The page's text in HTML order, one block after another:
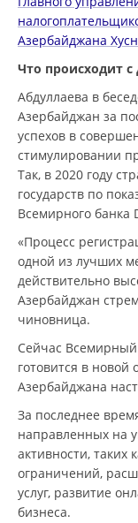
Азербайджана
Что происходит
Абдуллаева в
Азербайджан за
успехов в
стимулировании
Так, в 2020 году
государств по
Всемирного банка
«Процесс
одной из лучших
действительно
Азербайджан
чиновница.
Сейчас Всемирный
готовится в новой
Азербайджана
За последнее
направленных на
активности,
ограничений,
услуг, развитие
бизнеса.